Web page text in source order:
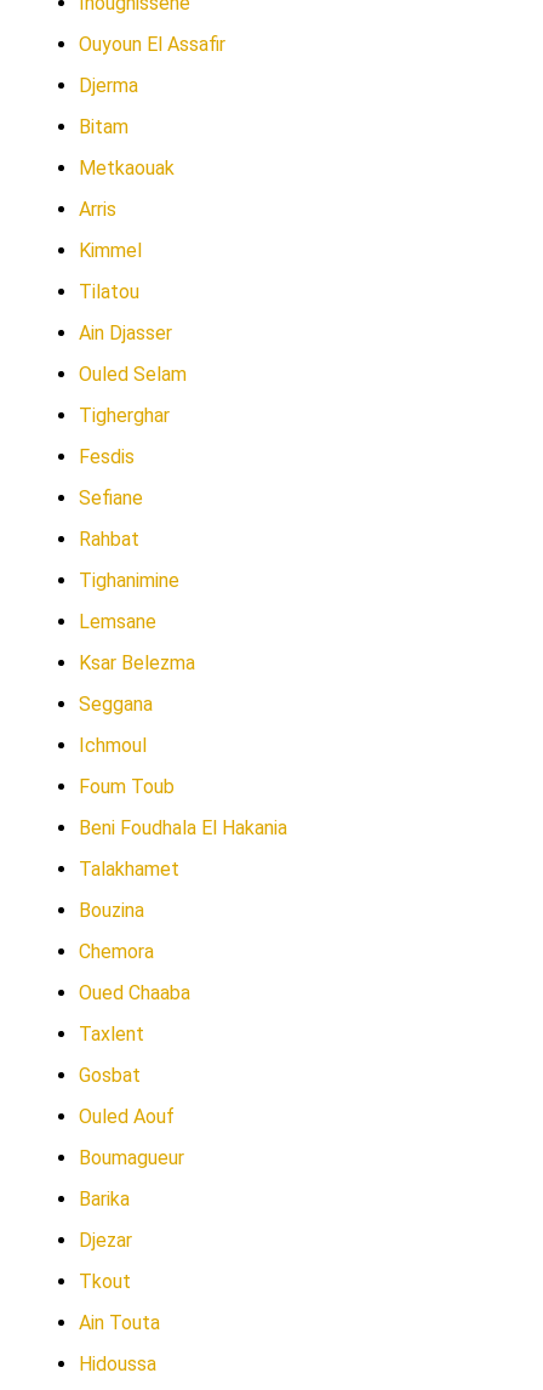
Ouyoun El Assafir
Djerma
Bitam
Metkaouak
Arris
Kimmel
Tilatou
Ain Djasser
Ouled Selam
Tigherghar
Fesdis
Sefiane
Rahbat
Tighanimine
Lemsane
Ksar Belezma
Seggana
Ichmoul
Foum Toub
Beni Foudhala El Hakania
Talakhamet
Bouzina
Chemora
Oued Chaaba
Taxlent
Gosbat
Ouled Aouf
Boumagueur
Barika
Djezar
Tkout
Ain Touta
Hidoussa